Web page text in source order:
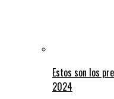
Estos son los
2024